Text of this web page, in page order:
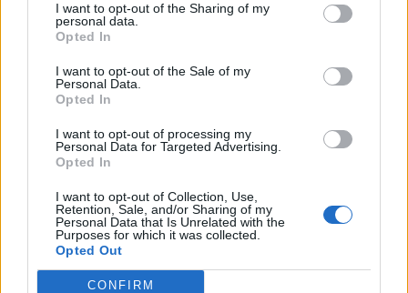
I want to opt-out of the Sharing of my
personal data.
Opted In
I want to opt-out of the Sale of my
Personal Data.
Opted In
I want to opt-out of processing my
Personal Data for Targeted Advertising.
Opted In
I want to opt-out of Collection, Use,
Retention, Sale, and/or Sharing of my
Personal Data that Is Unrelated with the
Purposes for which it was collected.
Opted Out
CONFIRM
Få gratis tilgang til
havneguide
SPAR 659 KRONER: Tegn abonnement på
Båtmagasinet nå, og få gratis tilgang til
Havneguiden Online!